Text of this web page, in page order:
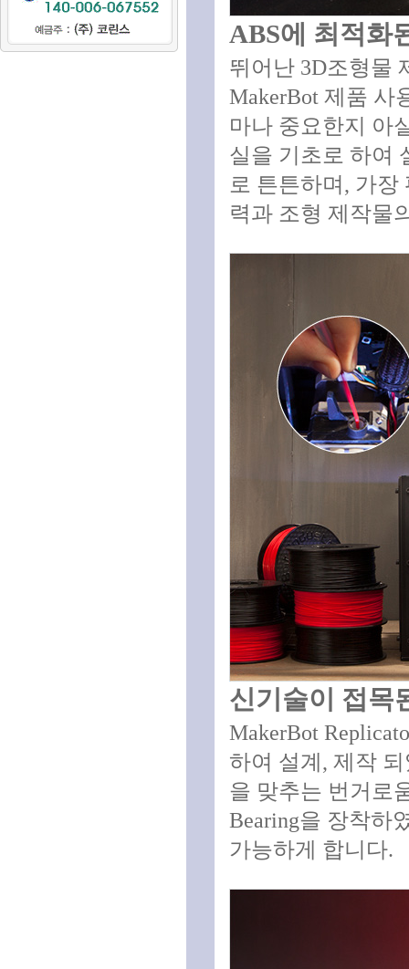
ABS에 최적화
뛰어난 3D조형물
MakerBot 제품 사
마나 중요한지 아
실을 기초로 하여
로 튼튼하며, 가
력과 조형 제작물
신기술이 접목
MakerBot
하여 설계, 제작
을 맞추는 번거로
Bearing을 장착하
가능하게 합니다.